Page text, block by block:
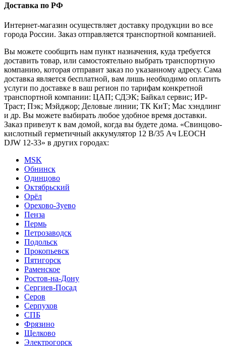
Доставка по РФ
Интернет-магазин осуществляет доставку продукции во все
города России. Заказ отправляется транспортной компанией.
Вы можете сообщить нам пункт назначения, куда требуется
доставить товар, или самостоятельно выбрать транспортную
компанию, которая отправит заказ по указанному адресу. Сама
доставка является бесплатной, вам лишь необходимо оплатить
услуги по доставке в ваш регион по тарифам конкретной
транспортной компании: ЦАП; СДЭК; Байкал сервис; ИР-
Траст; Пэк; Мэйджор; Деловые линии; ТК КиТ; Мас хэндлинг
и др. Вы можете выбирать любое удобное время доставки.
Заказ привезут к вам домой, когда вы будете дома. «Свинцово-
кислотный герметичный аккумулятор 12 В/35 Ач LEOCH
DJW 12-33» в других городах:
MSK
Обнинск
Одинцово
Октябрьский
Орёл
Орехово-Зуево
Пенза
Пермь
Петрозаводск
Подольск
Прокопьевск
Пятигорск
Раменское
Ростов-на-Дону
Сергиев-Посад
Серов
Серпухов
СПБ
Фрязино
Щелково
Электрогорск